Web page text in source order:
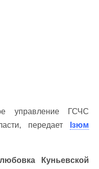
управление ГСЧС
передает
Ізюм
Куньевской